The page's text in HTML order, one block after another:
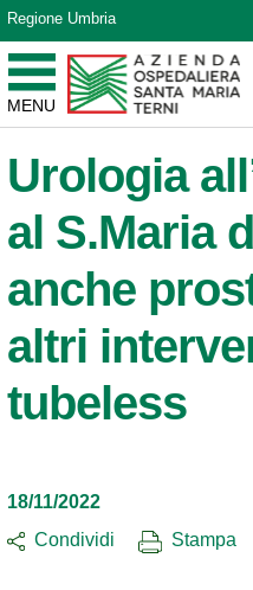
Vai ai contenuti
Vai al menu di
Vai al footer
Regione Umbria
MENU
Azienda Ospedaliera Santa
Sito Istituzionale
Urologia
al S.Maria
anche
altri
tubeless
18/11/2022
Condividi
Stampa